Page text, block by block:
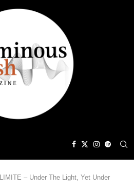
LIMITE – Under The Light, Yet Under